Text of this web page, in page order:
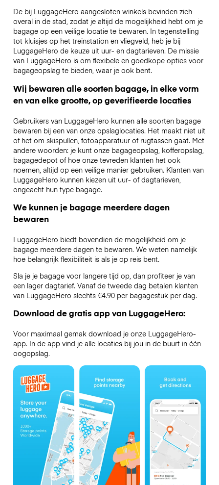
De bij LuggageHero aangesloten winkels bevinden zich
overal in de stad, zodat je altijd de mogelijkheid hebt om je
bagage op een veilige locatie te bewaren. In tegenstelling
tot kluisjes op het treinstation en vliegveld, heb je bij
LuggageHero de keuze uit uur- en dagtarieven. De missie
van LuggageHero is om flexibele en goedkope opties voor
bagageopslag te bieden, waar je ook bent.
Wij bewaren alle soorten bagage, in elke vorm
en van elke grootte, op geverifieerde locaties
Gebruikers van LuggageHero kunnen alle soorten bagage
bewaren bij een van onze opslaglocaties. Het maakt niet uit
of het om skispullen, fotoapparatuur of rugtassen gaat. Met
andere woorden: je kunt onze bagageopslag, kofferopslag,
bagagedepot of hoe onze tevreden klanten het ook
noemen, altijd op een veilige manier gebruiken. Klanten van
LuggageHero kunnen kiezen uit uur- of dagtarieven,
ongeacht hun type bagage.
We kunnen je bagage meerdere dagen
bewaren
LuggageHero biedt bovendien de mogelijkheid om je
bagage meerdere dagen te bewaren. We weten namelijk
hoe belangrijk flexibiliteit is als je op reis bent.
Sla je je bagage voor langere tijd op, dan profiteer je van
een lager dagtarief. Vanaf de tweede dag betalen klanten
van LuggageHero slechts €4.90 per bagagestuk per dag.
Download de gratis app van LuggageHero:
Voor maximaal gemak download je onze LuggageHero-
app. In de app vind je alle locaties bij jou in de buurt in één
oogopslag.